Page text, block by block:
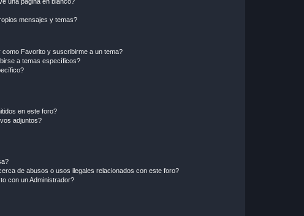
mensajes y temas?
Favorito y suscribirme a un tema?
a temas específicos?
en este foro?
adjuntos?
de abusos o usos ilegales relacionados con este foro?
con un Administrador?